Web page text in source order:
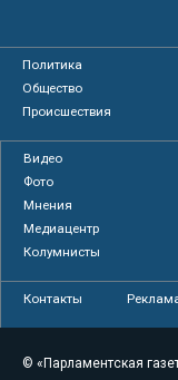
Политика
Общество
Происшествия
Видео
Фото
Мнения
Медиацентр
Колумнисты
Контакты
© «Парламентская